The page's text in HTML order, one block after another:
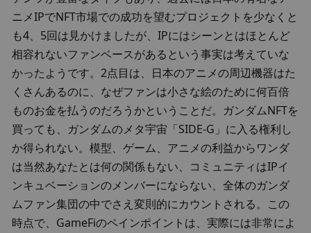
ニメIPでNFT市場での成功を望むプロジェクトを少なくと
も4、5回は見かけましたが、IPにはシーンとはほとんど
相容れないファンベースがあるという事実は考えていな
かったようです。2点目は、日本のアニメの周辺機器はた
くさんあるのに、なぜファンは小さな絵のために何百倍
ものお金を払うのだろうかということだ。ガンダムNFTを
買っても、ガンダムのメタ宇宙「SIDE-G」に入る権利し
か得られない。模型、ゲーム、アニメの利益からワンダ
は当然あなたとは何の関係もない、コミュニティはIPイ
ンキュベーションのメンバーにならない、全体のガンダ
ムファン集団の中でさえ変則的にカウントされる。この
時点で、GameFiのペインポイントは、実際には非常によ